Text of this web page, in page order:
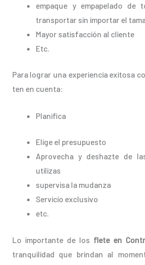
empaque y empapelado de
transportar sin importar el
Mayor satisfacción al cliente
Etc.
Para lograr una experiencia exitosa
ten en cuenta:
Planifica
Elige el presupuesto
Aprovecha y deshazte de
utilizas
supervisa la mudanza
Servicio exclusivo
etc.
Lo importante de los flete en
tranquilidad que brindan al